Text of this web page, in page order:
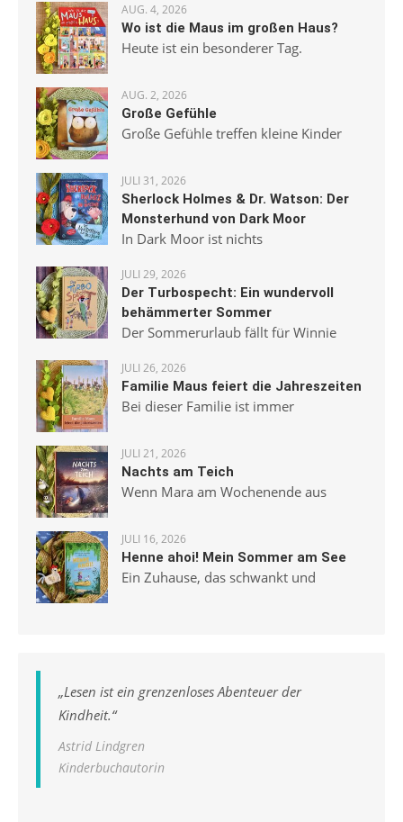
AUG. 4, 2026
Wo ist die Maus im großen Haus?
Heute ist ein besonderer Tag.
AUG. 2, 2026
Große Gefühle
Große Gefühle treffen kleine Kinder
JULI 31, 2026
Sherlock Holmes & Dr. Watson: Der
Monsterhund von Dark Moor
In Dark Moor ist nichts
JULI 29, 2026
Der Turbospecht: Ein wundervoll
behämmerter Sommer
Der Sommerurlaub fällt für Winnie
JULI 26, 2026
Familie Maus feiert die Jahreszeiten
Bei dieser Familie ist immer
JULI 21, 2026
Nachts am Teich
Wenn Mara am Wochenende aus
JULI 16, 2026
Henne ahoi! Mein Sommer am See
Ein Zuhause, das schwankt und
„Lesen ist ein grenzenloses Abenteuer der
Kindheit.“
Astrid Lindgren
Kinderbuchautorin